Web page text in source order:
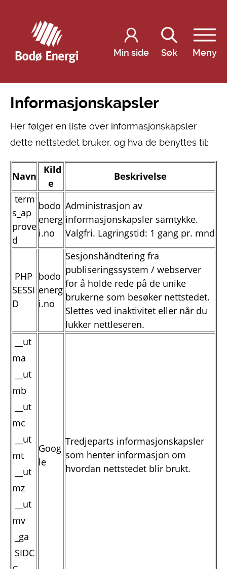
Min side Søk Meny
Informasjonskapsler
Her følger en liste over informasjonskapsler
dette nettstedet bruker, og hva de benyttes til:
Navn
Kild
e
Beskrivelse
term
s_ap
prove
d
bodo
energ
i.no
Administrasjon av
informasjonskapsler samtykke.
Valgfri. Lagringstid: 1 gang pr. mnd
PHP
SESSI
D
bodo
energ
i.no
Sesjonshåndtering fra
publiseringssystem / webserver
for å holde rede på de unike
brukerne som besøker nettstedet.
Slettes ved inaktivitet eller når du
lukker nettleseren.
__ut
ma
__ut
mb
__ut
mc
__ut
mt
__ut
mz
__ut
mv
_ga
SIDC
Goog
le
Tredjeparts informasjonskapsler
som henter informasjon om
hvordan nettstedet blir brukt.